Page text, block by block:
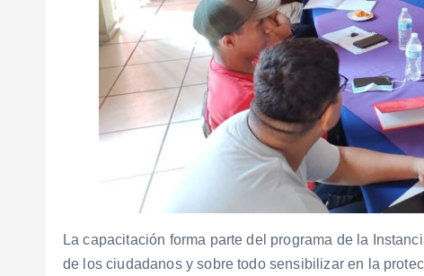
La capacitación forma parte del programa de la
de los ciudadanos y sobre todo sensibilizar en la